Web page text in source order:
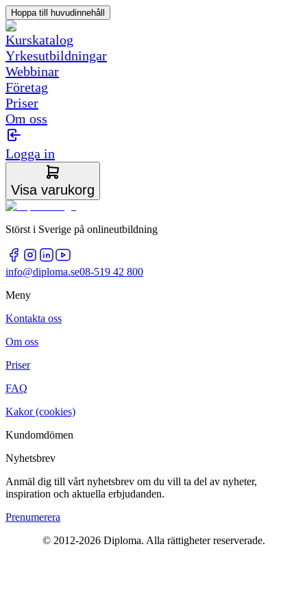
Hoppa till huvudinnehåll
Kurskatalog
Yrkesutbildningar
Webbinar
Företag
Priser
Om oss
Logga in
Visa varukorg
Störst i Sverige på onlineutbildning
info@diploma.se08-519 42 800
Meny
Kontakta oss
Om oss
Priser
FAQ
Kakor (cookies)
Kundomdömen
Nyhetsbrev
Anmäl dig till vårt nyhetsbrev om du vill ta del av nyheter,
inspiration och aktuella erbjudanden.
Prenumerera
© 2012-2026 Diploma. Alla rättigheter reserverade.